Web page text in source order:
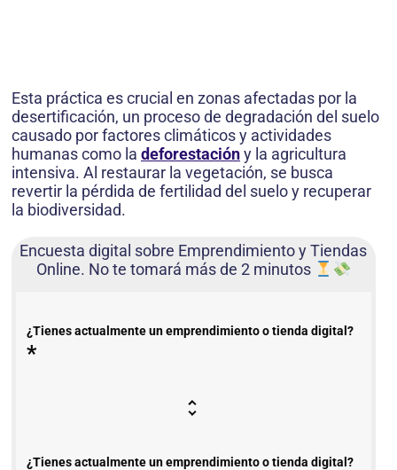
Esta práctica es crucial en zonas afectadas por la
desertificación, un proceso de degradación del suelo
causado por factores climáticos y actividades
humanas como la deforestacióny la agricultura
intensiva. Al restaurar la vegetación, se busca
revertir la pérdida de fertilidad del suelo y recuperar
la biodiversidad.
Encuesta digital sobre Emprendimiento y Tiendas
Online. No te tomará más de 2 minutos
¿Tienes actualmente un emprendimiento o tienda digital?
*
¿Tienes actualmente un emprendimiento o tienda digital?